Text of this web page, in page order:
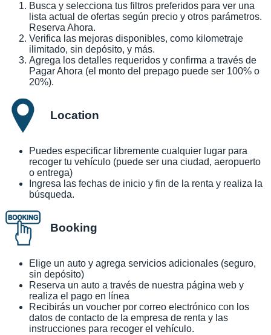
Busca y selecciona tus filtros preferidos para ver una
lista actual de ofertas según precio y otros parámetros.
Reserva Ahora.
Verifica las mejoras disponibles, como kilometraje
ilimitado, sin depósito, y más.
Agrega los detalles requeridos y confirma a través de
Pagar Ahora (el monto del prepago puede ser 100% o
20%).
Location
Puedes especificar libremente cualquier lugar para
recoger tu vehículo (puede ser una ciudad, aeropuerto
o entrega)
Ingresa las fechas de inicio y fin de la renta y realiza la
búsqueda.
Booking
Elige un auto y agrega servicios adicionales (seguro,
sin depósito)
Reserva un auto a través de nuestra página web y
realiza el pago en línea
Recibirás un voucher por correo electrónico con los
datos de contacto de la empresa de renta y las
instrucciones para recoger el vehículo.